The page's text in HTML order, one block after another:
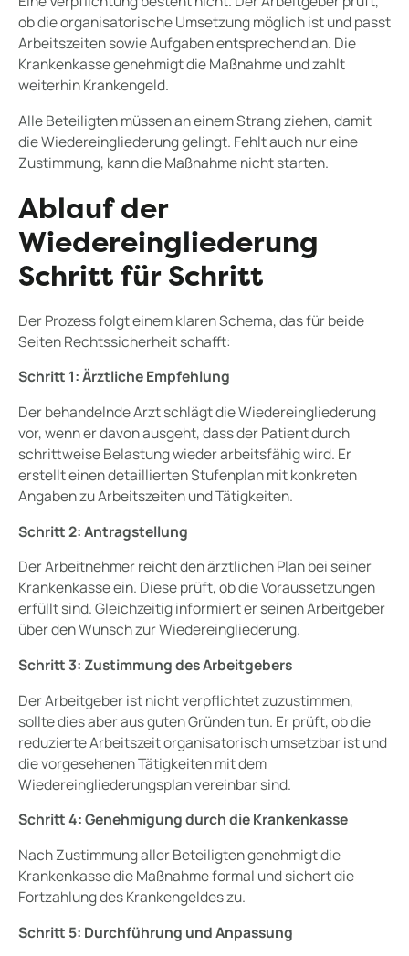
ob die organisatorische Umsetzung möglich ist und passt
Arbeitszeiten sowie Aufgaben entsprechend an. Die
Krankenkasse genehmigt die Maßnahme und zahlt
weiterhin Krankengeld.
Alle Beteiligten müssen an einem Strang ziehen, damit
die Wiedereingliederung gelingt. Fehlt auch nur eine
Zustimmung, kann die Maßnahme nicht starten.
Ablauf der
Wiedereingliederung
Schritt für Schritt
Der Prozess folgt einem klaren Schema, das für beide
Seiten Rechtssicherheit schafft:
Schritt 1: Ärztliche Empfehlung
Der behandelnde Arzt schlägt die Wiedereingliederung
vor, wenn er davon ausgeht, dass der Patient durch
schrittweise Belastung wieder arbeitsfähig wird. Er
erstellt einen detaillierten Stufenplan mit konkreten
Angaben zu Arbeitszeiten und Tätigkeiten.
Schritt 2: Antragstellung
Der Arbeitnehmer reicht den ärztlichen Plan bei seiner
Krankenkasse ein. Diese prüft, ob die Voraussetzungen
erfüllt sind. Gleichzeitig informiert er seinen Arbeitgeber
über den Wunsch zur Wiedereingliederung.
Schritt 3: Zustimmung des Arbeitgebers
Der Arbeitgeber ist nicht verpflichtet zuzustimmen,
sollte dies aber aus guten Gründen tun. Er prüft, ob die
reduzierte Arbeitszeit organisatorisch umsetzbar ist und
die vorgesehenen Tätigkeiten mit dem
Wiedereingliederungsplan vereinbar sind.
Schritt 4: Genehmigung durch die Krankenkasse
Nach Zustimmung aller Beteiligten genehmigt die
Krankenkasse die Maßnahme formal und sichert die
Fortzahlung des Krankengeldes zu.
Schritt 5: Durchführung und Anpassung